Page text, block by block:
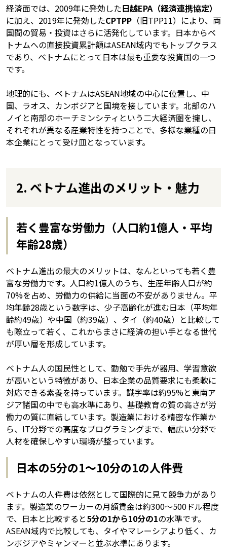
経済面では、2009年に発効した日越EPA（経済連携協定）
に加え、2019年に発効したCPTPP （旧TPP11）により、両
国間の貿易・投資はさらに活発化しています。日本からベ
トナムへの直接投資累計額はASEAN域内でもトップクラス
であり、ベトナムにとって日本は最も重要な投資国の一つ
です。
地理的にも、ベトナムはASEAN地域の中心に位置し、中
国、ラオス、カンボジアと国境を接しています。北部のハ
ノイと南部のホーチミンシティという二大経済圏を擁し、
それぞれが異なる産業特性を持つことで、多様な業種の日
本企業にとって受け皿となっています。
2. ベトナム進出のメリット・魅力
若く豊富な労働力（人口約1億人・平均
年齢28歳）
ベトナム進出の最大のメリットは、なんといっても若く豊
富な労働力です。人口約1億人のうち、生産年齢人口が約
70%を占め、労働力の供給に当面の不安がありません。平
均年齢28歳という数字は、少子高齢化が進む日本（平均年
齢約49歳）や中国（約39歳）、タイ（約40歳）と比較して
も際立って若く、これからまさに経済の担い手となる世代
が厚い層を形成しています。
ベトナム人の国民性として、勤勉で手先が器用、学習意欲
が高いという特徴があり、日本企業の品質要求にも柔軟に
対応できる素養を持っています。識字率は約95%と東南ア
ジア諸国の中でも高水準にあり、基礎教育の質の高さが労
働力の質に直結しています。製造業における精密な作業か
ら、IT分野での高度なプログラミングまで、幅広い分野で
人材を確保しやすい環境が整っています。
日本の5分の1〜10分の1の人件費
ベトナムの人件費は依然として国際的に見て競争力があり
ます。製造業のワーカーの月額賃金は約300〜500ドル程度
で、日本と比較すると5分の1から10分の1の水準です。
ASEAN域内で比較しても、タイやマレーシアより低く、カ
ンボジアやミャンマーと並ぶ水準にあります。